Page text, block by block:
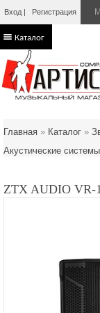
Вход Регистрация
Каталог
Главная » Каталог »
Акустические
ZTX AUDIO VR-